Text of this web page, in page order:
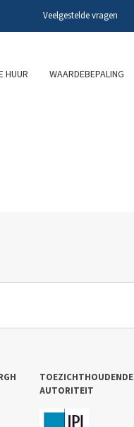
HUUR WAARDEBEPALING
Veelgestelde vragen
TOEZICHTHOUDENDE
AUTORITEIT